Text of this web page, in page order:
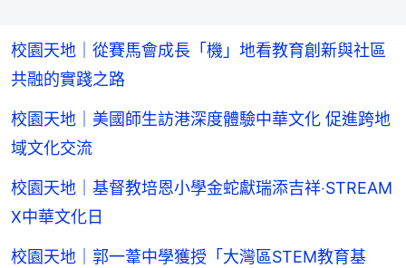
校園天地｜從賽馬會成長「機」地看教育創新與社區
共融的實踐之路
校園天地｜美國師生訪港深度體驗中華文化 促進跨地
域文化交流
校園天地｜基督教培恩小學金蛇獻瑞添吉祥‧STREAM
X中華文化日
校園天地｜郭一葦中學獲授「大灣區STEM教育基